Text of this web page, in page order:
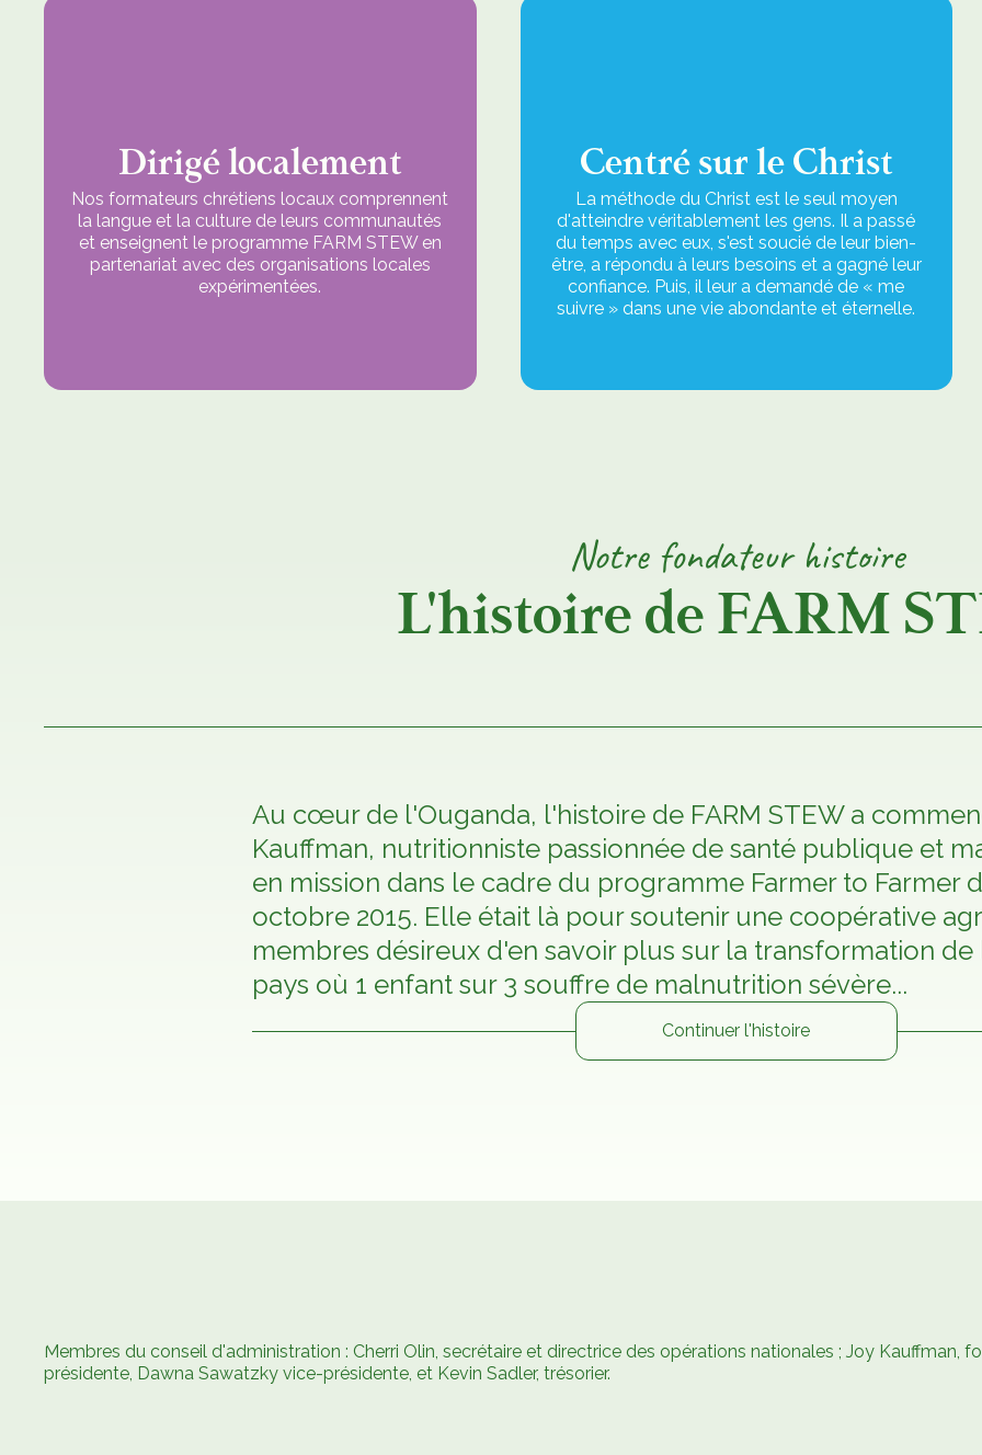
Dirigé localement
Nos formateurs chrétiens locaux comprennent
la langue et la culture de leurs communautés
et enseignent le programme FARM STEW en
partenariat avec des organisations locales
expérimentées.
Centré sur le Christ
La méthode du Christ est le seul moyen
d'atteindre véritablement les gens. Il a passé
du temps avec eux, s'est soucié de leur bien-
être, a répondu à leurs besoins et a gagné leur
confiance. Puis, il leur a demandé de « me
suivre » dans une vie abondante et éternelle.
Notre fondateur histoire
L'histoire de FARM
Au cœur de l'Ouganda, l'histoire de FARM STEW a
Kauffman, nutritionniste passionnée de santé publique et
en mission dans le cadre du programme Farmer to Farmer
octobre 2015. Elle était là pour soutenir une coopérative
membres désireux d'en savoir plus sur la transformation de
pays où 1 enfant sur 3 souffre de malnutrition sévère...
Continuer l'histoire
Membres du conseil d'administration : Cherri Olin, secrétaire et directrice des opérations nationales ; Joy Kauffman,
présidente, Dawna Sawatzky vice-présidente, et Kevin Sadler, trésorier.